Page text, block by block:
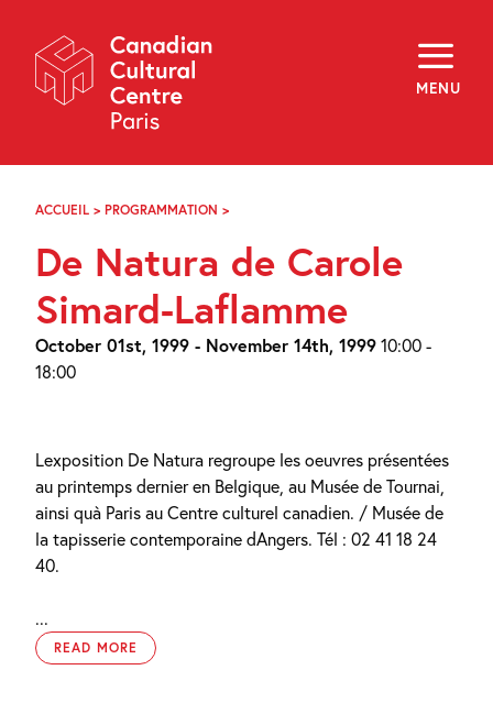
Navigation
MENU
About
Programming
Off-Site
Explore
Archives
f i y
EN
ACCUEIL > PROGRAMMATION >
CAROLE
SIMARD-
LAFLAMME
De Natura de Carole
Simard-Laflamme
October 01st, 1999 - November 14th, 199910:00 -
18:00
Lexposition De Natura regroupe les oeuvres présentées
au printemps dernier en Belgique, au Musée de Tournai,
ainsi quà Paris au Centre culturel canadien. / Musée de
la tapisserie contemporaine dAngers. Tél : 02 41 18 24
40.
...
READ MORE